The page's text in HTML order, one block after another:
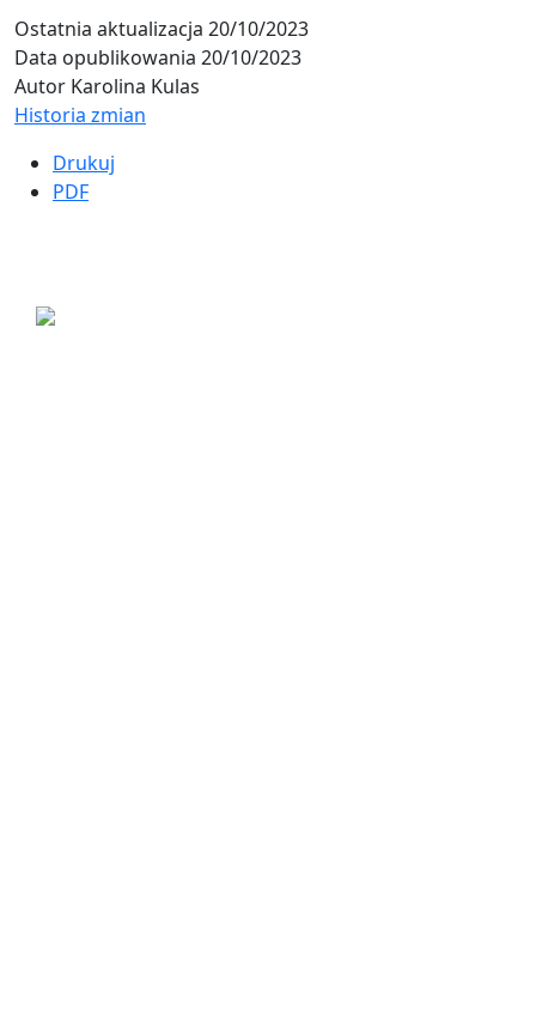
Ostatnia aktualizacja 20/10/2023
Data opublikowania 20/10/2023
Autor Karolina Kulas
Historia zmian
Drukuj
PDF